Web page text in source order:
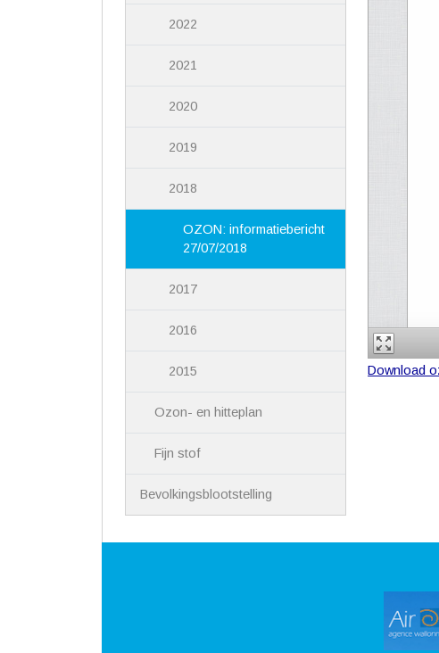
Download
2022
2021
2020
2019
2018
OZON: informatiebericht
27/07/2018
2017
2016
2015
Ozon- en hitteplan
Fijn stof
Bevolkingsblootstelling